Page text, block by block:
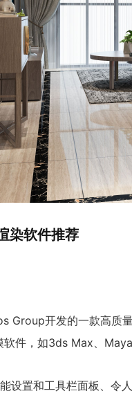
染软件推荐
Group开发的一款高质
软件，如3ds Max、
设置和工具栏面板、令